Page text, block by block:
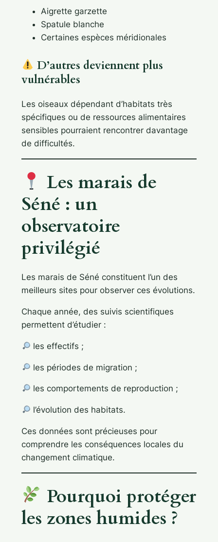
Aigrette garzette
Spatule blanche
Certaines espèces méridionales
D’autres deviennent plus
vulnérables
Les oiseaux dépendant d’habitats très
spécifiques ou de ressources alimentaires
sensibles pourraient rencontrer davantage
de difficultés.
Les marais de
Séné : un
observatoire
privilégié
Les marais de Séné constituent l’un des
meilleurs sites pour observer ces évolutions.
Chaque année, des suivis scientifiques
permettent d’étudier :
les effectifs ;
les périodes de migration ;
les comportements de reproduction ;
l’évolution des habitats.
Ces données sont précieuses pour
comprendre les conséquences locales du
changement climatique.
Pourquoi protéger
les zones humides ?